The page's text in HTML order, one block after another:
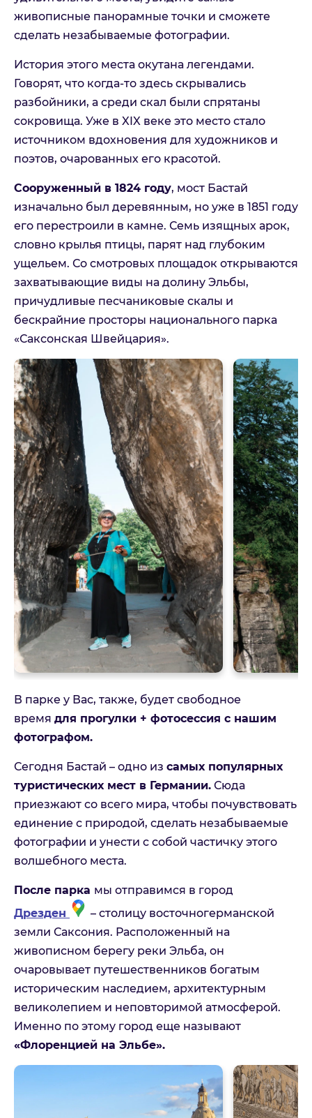
живописные панорамные точки и сможете
сделать незабываемые фотографии.
История этого места окутана легендами.
Говорят, что когда-то здесь скрывались
разбойники, а среди скал были спрятаны
сокровища. Уже в XIX веке это место стало
источником вдохновения для художников и
поэтов, очарованных его красотой.
Сооруженный в 1824 году, мост Бастай
изначально был деревянным, но уже в 1851 году
его перестроили в камне. Семь изящных арок,
словно крылья птицы, парят над глубоким
ущельем. Со смотровых площадок открываются
захватывающие виды на долину Эльбы,
причудливые песчаниковые скалы и
бескрайние просторы национального парка
«Саксонская Швейцария».
В парке у Вас, также, будет свободное
время для прогулки + фотосессия с нашим
фотографом.
Сегодня Бастай – одно из самых популярных
туристических мест в Германии. Сюда
приезжают со всего мира, чтобы почувствовать
единение с природой, сделать незабываемые
фотографии и унести с собой частичку этого
волшебного места.
После парка мы отправимся в город
Дрезден
– столицу восточногерманской
земли Саксония. Расположенный на
живописном берегу реки Эльба, он
очаровывает путешественников богатым
историческим наследием, архитектурным
великолепием и неповторимой атмосферой.
Именно по этому город еще называют
«Флоренцией на Эльбе».
Дрезден + парк Саксонская
Швейцария
Пожалуйста, заполните форму и наш менеджер с
Вами свяжется
праздничные по возможности
Имя